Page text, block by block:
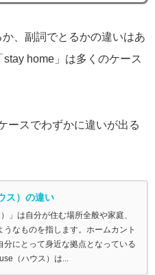
、副詞でとるかの違いはあ
home」は多くのケース
ースでわずかに違いが出る
ス）の違い
」は自分が住む場所全般や家庭、
なものを指します。ホームカント
にとって身近な拠点となっている
（ハウス）は...